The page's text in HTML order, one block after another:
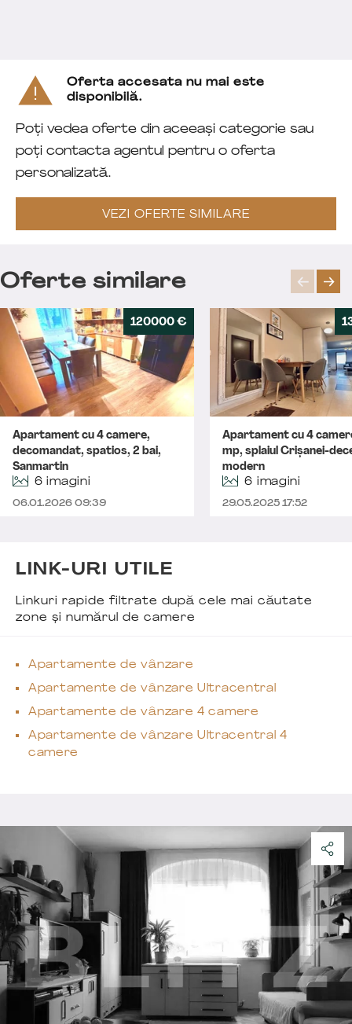
Oferta accesata nu mai este
disponibilă.
Poți vedea oferte din aceeași categorie sau
poți contacta agentul pentru o oferta
personalizată.
VEZI OFERTE SIMILARE
Oferte similare
120000 €
Apartament cu 4 camere,
decomandat, spatios, 2 bai,
Sanmartin
6 imagini
06.01.2026 09:39
Apartament cu 4
mp, splaiul Crișanei-
modern
6 imagini
29.05.2025 17:52
LINK-URI UTILE
Linkuri rapide filtrate după cele mai căutate
zone și numărul de camere
Apartamente de vânzare
Apartamente de vânzare Ultracentral
Apartamente de vânzare 4 camere
Apartamente de vânzare Ultracentral 4
camere